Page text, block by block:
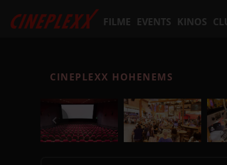
FILME EVENTS KINOS
CINEPLEXX HOHENEMS